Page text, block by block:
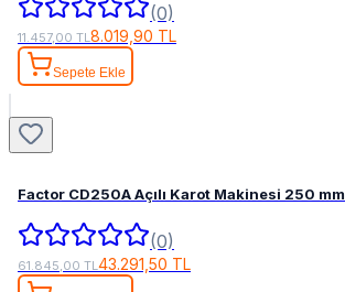
(0)
11.457,00 TL 8.019,90 TL
Sepete Ekle
Factor CD250A Açılı Karot Makinesi 250 mm
(0)
61.845,00 TL43.291,50 TL